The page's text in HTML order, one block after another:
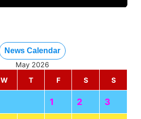
News Calendar
May 2026
W T F S S
1 2 3